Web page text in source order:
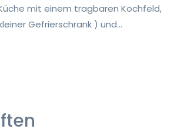
mit einem tragbaren Kochfeld,
Gefrierschrank ) und...